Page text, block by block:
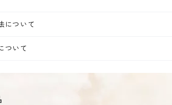
について
ついて